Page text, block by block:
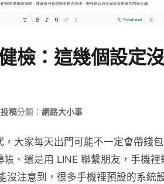
檢：這幾個設定
稿分類： 網路大小事
，大家每天出門可能不一定會帶錢
帳、還是用 LINE 聯繫朋友，手機
沒注意到，很多手機裡預設的系統